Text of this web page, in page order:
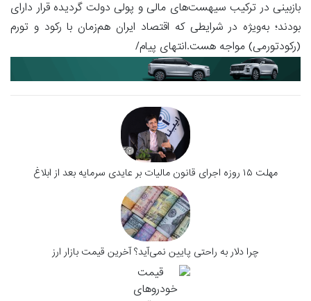
بازبینی در ترکیب سیهست‌های مالی و پولی دولت گردیده قرار دارای
بودند؛ به‌ویژه در شرایطی که اقتصاد ایران هم‌زمان با رکود و تورم
(رکودتورمی) مواجه هست.انتهای پیام/
مهلت ۱۵ روزه اجرای قانون مالیات بر عایدی سرمایه بعد از ابلاغ
چرا دلار به راحتی پایین نمی‌آید؟ آخرین قیمت بازار ارز